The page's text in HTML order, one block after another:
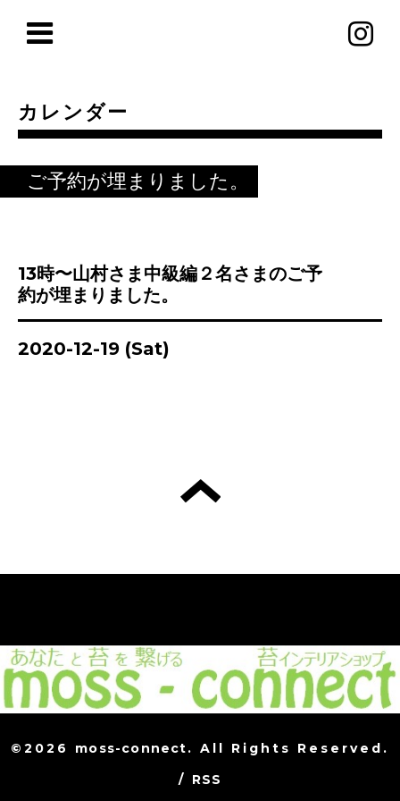
カレンダー
ご予約が埋まりました。
13時〜山村さま中級編２名さまのご予
約が埋まりました。
2020-12-19 (Sat)
©2026 moss-connect. All Rights Reserved.
/ RSS